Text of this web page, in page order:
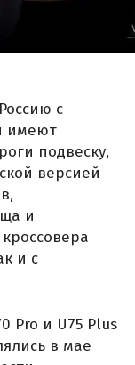
с
имеют
подвеску,
версией
и
и с
Pro и U75 Plus
в мае